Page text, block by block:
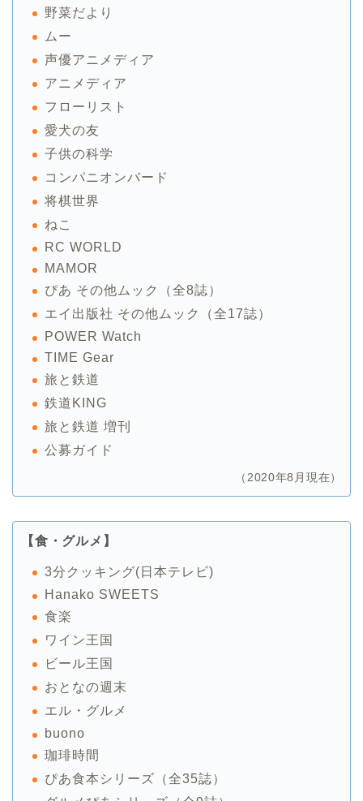
野菜だより
ムー
声優アニメディア
アニメディア
フローリスト
愛犬の友
子供の科学
コンパニオンバード
将棋世界
ねこ
RC WORLD
MAMOR
ぴあ その他ムック（全8誌）
エイ出版社 その他ムック（全17誌）
POWER Watch
TIME Gear
旅と鉄道
鉄道KING
旅と鉄道 増刊
公募ガイド
（2020年8月現在）
【食・グルメ】
3分クッキング(日本テレビ)
Hanako SWEETS
食楽
ワイン王国
ビール王国
おとなの週末
エル・グルメ
buono
珈琲時間
ぴあ食本シリーズ（全35誌）